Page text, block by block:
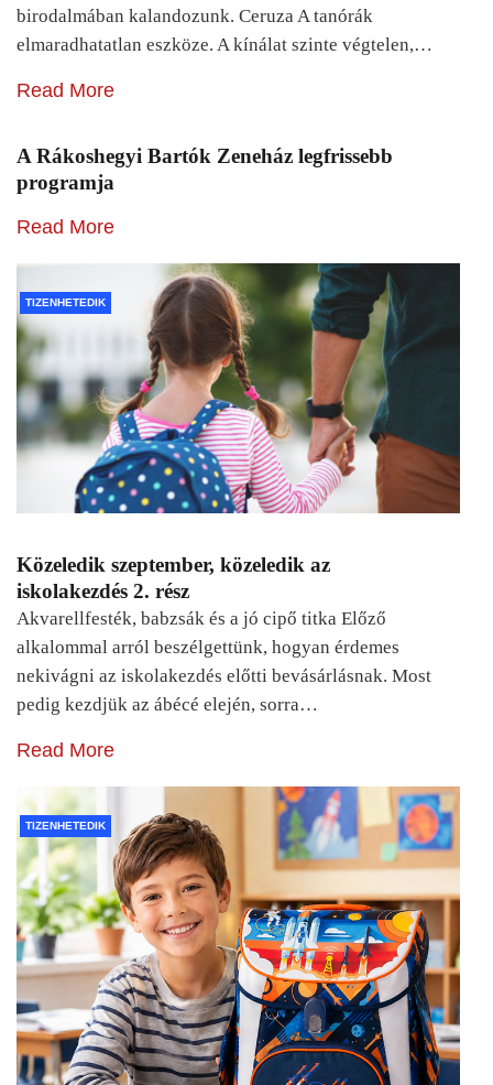
birodalmában kalandozunk. Ceruza A tanórák
elmaradhatatlan eszköze. A kínálat szinte végtelen,…
Read More
A Rákoshegyi Bartók Zeneház legfrissebb
programja
Read More
TIZENHETEDIK
Közeledik szeptember, közeledik az
iskolakezdés 2. rész
Akvarellfesték, babzsák és a jó cipő titka Előző
alkalommal arról beszélgettünk, hogyan érdemes
nekivágni az iskolakezdés előtti bevásárlásnak. Most
pedig kezdjük az ábécé elején, sorra…
Read More
TIZENHETEDIK